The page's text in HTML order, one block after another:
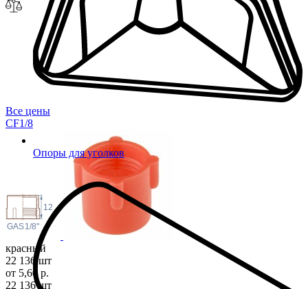
Опоры для уголков
Все цены
CF1/8
GAS1/8"
12
красный
22 136 шт
от 5,60 р.
22 136 шт